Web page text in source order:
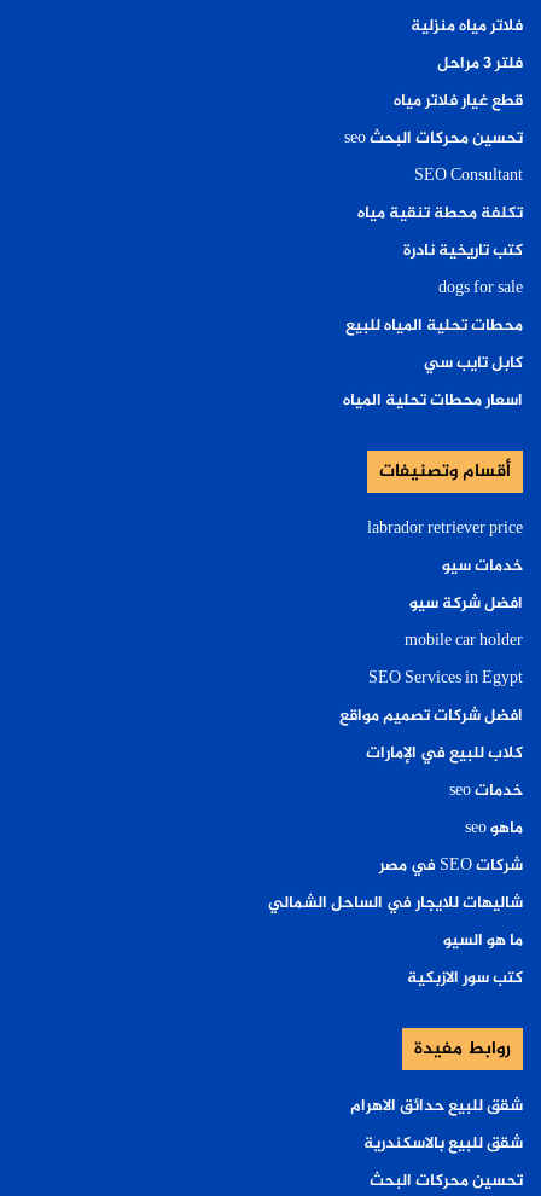
فلاتر مياه منزلية
فلتر ٣ مراحل
قطع غيار فلاتر مياه
تحسين محركات البحث seo
SEO Consultant
تكلفة محطة تنقية مياه
كتب تاريخية نادرة
dogs for sale
محطات تحلية المياه للبيع
كابل تايب سي
اسعار محطات تحلية المياه
أقسام وتصنيفات
labrador retriever price
خدمات سيو
افضل شركة سيو
mobile car holder
SEO Services in Egypt
افضل شركات تصميم مواقع
كلاب للبيع في الإمارات
خدمات seo
ماهو seo
شركات SEO في مصر
شاليهات للايجار في الساحل الشمالي
ما هو السيو
كتب سور الازبكية
روابط مفيدة
شقق للبيع حدائق الاهرام
شقق للبيع بالاسكندرية
تحسين محركات البحث